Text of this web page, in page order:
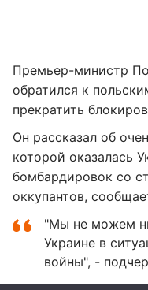
Премьер-министр
обратился к
прекратить
Он рассказал об
которой оказалась
бомбардировок со
оккупантов,
"Мы не можем
Украине в
войны", -